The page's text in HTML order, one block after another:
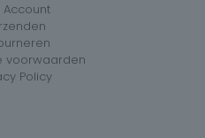
Account
voorwaarden
Policy